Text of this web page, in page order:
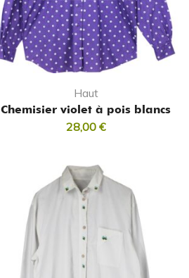
Haut
Chemisier violet à pois blancs
28,00€